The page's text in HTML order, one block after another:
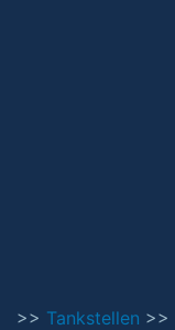
>> Tankstellen >>